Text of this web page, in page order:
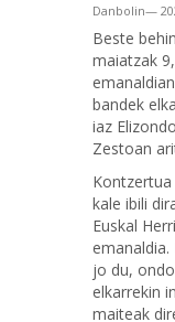
Danbolin—
Beste
maiatzak
bandek
iaz
Zestoan
kale ibili
Euskal
jo du,
elkarrekin
maiteak